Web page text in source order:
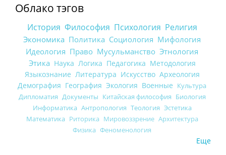
Облако тэгов
История Философия Психология Религия
Экономика Политика Социология Мифология
Идеология Право Мусульманство Этнология
Этика Наука Логика Педагогика Методология
Языкознание Литература Искусство Археология
Демография География Экология Военные Культура
Дипломатия Документы Китайская философия Биология
Информатика Антропология Теология Эстетика
Математика Риторика Мировоззрение Архитектура
Физика Феноменология
Еще